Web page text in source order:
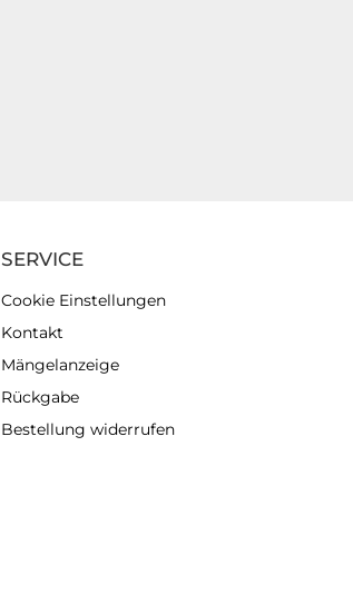
SERVICE
Cookie Einstellungen
Kontakt
Mängelanzeige
Rückgabe
Bestellung widerrufen